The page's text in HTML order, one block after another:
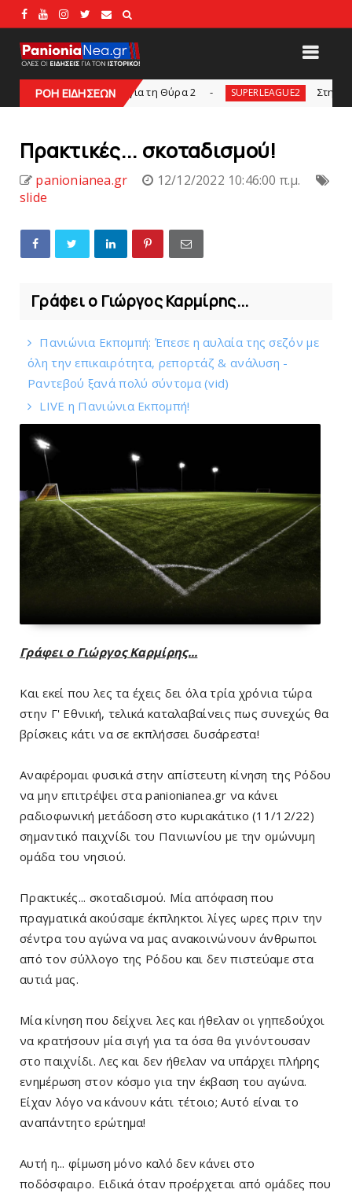
ΡΟΗ ΕΙΔΗΣΕΩΝ
για τη Θύρα 2 SUPERLEAGUE2 Στην AEΛ ο
Πρακτικές... σκoταδισμού!
panionianea.gr
12/12/2022 10:46:00 π.μ.
slide
Γράφει ο Γιώργος Καρμίρης...
Πανιώνια Εκπομπή: Έπεσε η αυλαία της σεζόν με
όλη την επικαιρότητα, ρεπορτάζ & ανάλυση -
Ραντεβού ξανά πολύ σύντομα (vid)
LIVE η Πανιώνια Εκπομπή!
Γράφει ο Γιώργος Καρμίρης...
Και εκεί που λες τα έχεις δει όλα τρία χρόνια τώρα
στην Γ' Εθνική, τελικά καταλαβαίνεις πως συνεχώς θα
βρίσκεις κάτι να σε εκπλήσσει δυσάρεστα!
Αναφέρομαι φυσικά στην απίστευτη κίνηση της Ρόδου
να μην επιτρέψει στα panionianea.gr να κάνει
ραδιοφωνική μετάδοση στο κυριακάτικο (11/12/22)
σημαντικό παιχνίδι του Πανιωνίου με την ομώνυμη
ομάδα του νησιού.
Πρακτικές... σκοταδισμού. Μία απόφαση που
πραγματικά ακούσαμε έκπληκτοι λίγες ωρες πριν την
σέντρα του αγώνα να μας ανακοινώνουν άνθρωποι
από τον σύλλογο της Ρόδου και δεν πιστεύαμε στα
αυτιά μας.
Μία κίνηση που δείχνει λες και ήθελαν οι γηπεδούχοι
να κρατήσουν μία σιγή για τα όσα θα γινόντουσαν
στο παιχνίδι. Λες και δεν ήθελαν να υπάρχει πλήρης
ενημέρωση στον κόσμο για την έκβαση του αγώνα.
Είχαν λόγο να κάνουν κάτι τέτοιο; Αυτό είναι το
αναπάντητο ερώτημα!
Αυτή η... φίμωση μόνο καλό δεν κάνει στο
ποδόσφαιρο. Ειδικά όταν προέρχεται από ομάδες που